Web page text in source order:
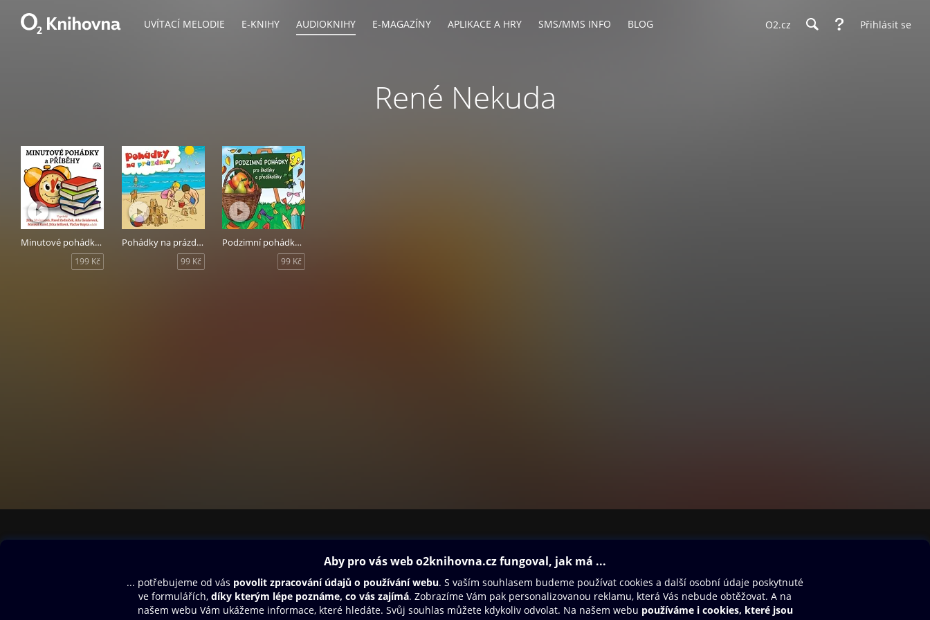
UVÍTACÍ MELODIE E-KNIHY AUDIOKNIHY E-MAGAZÍNY APLIKACE A HRY SMS/MMS INFO BLOG O2.cz Přihlásit se
René Nekuda
Minutové pohádky a příběhy
199 Kč
Pohádky na prázdniny
99 Kč
Podzimní pohádky pro školáky a předškoláky
99 Kč
Aplikace a hry
SMS/MMS Info
Blog
Dárkový poukaz
Nápověda
Oneplay Originály
Sport